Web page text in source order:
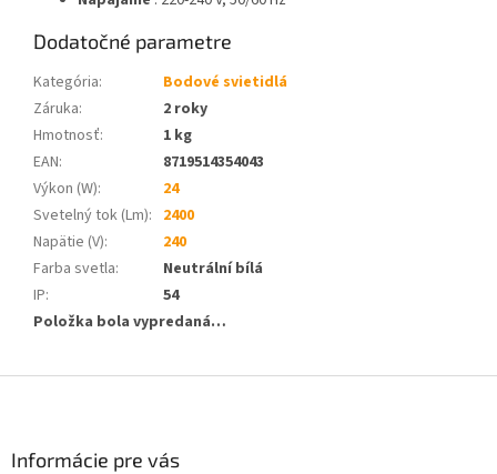
Dodatočné parametre
Kategória:
Bodové svietidlá
Záruka:
2 roky
Hmotnosť:
1 kg
EAN:
8719514354043
Výkon (W):
24
Svetelný tok (Lm): 2400
Napätie (V):
240
Farba svetla:
Neutrální bílá
IP:
54
Položka bola vypredaná…
Informácie pre vás